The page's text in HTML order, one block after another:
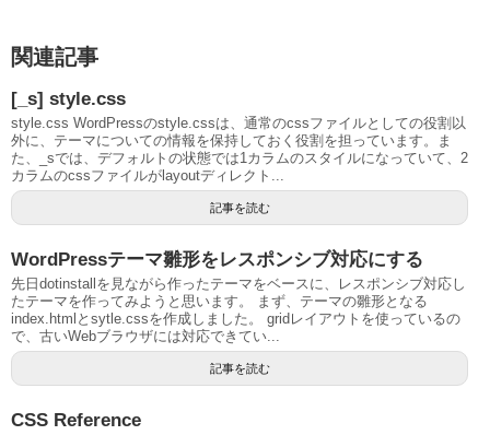
関連記事
[_s] style.css
style.css WordPressのstyle.cssは、通常のcssファイルとしての役割以
外に、テーマについての情報を保持しておく役割を担っています。ま
た、_sでは、デフォルトの状態では1カラムのスタイルになっていて、2
カラムのcssファイルがlayoutディレクト...
記事を読む
WordPressテーマ雛形をレスポンシブ対応にする
先日dotinstallを見ながら作ったテーマをベースに、レスポンシブ対応し
たテーマを作ってみようと思います。 まず、テーマの雛形となる
index.htmlとsytle.cssを作成しました。 gridレイアウトを使っているの
で、古いWebブラウザには対応できてい...
記事を読む
CSS Reference